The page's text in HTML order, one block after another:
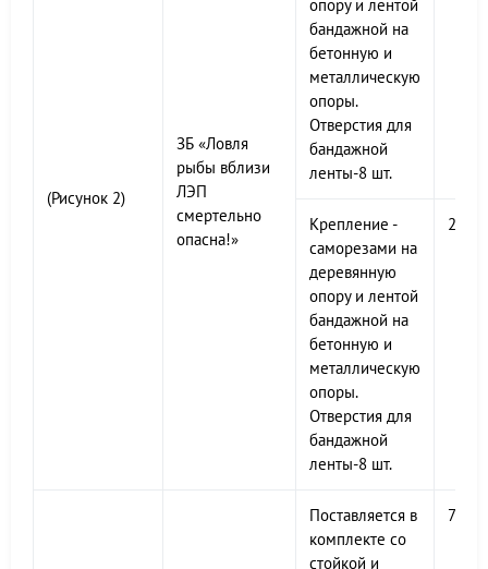
(Рисунок 2)
ЗБ «Ловля
рыбы вблизи
ЛЭП
смертельно
опасна!»
опору и лентой
бандажной на
бетонную и
металлическую
опоры.
Отверстия для
бандажной
ленты-8 шт.
Крепление -
саморезами на
деревянную
опору и лентой
бандажной на
бетонную и
металлическую
опоры.
Отверстия для
бандажной
ленты-8 шт.
Поставляется в
комплекте со
стойкой и